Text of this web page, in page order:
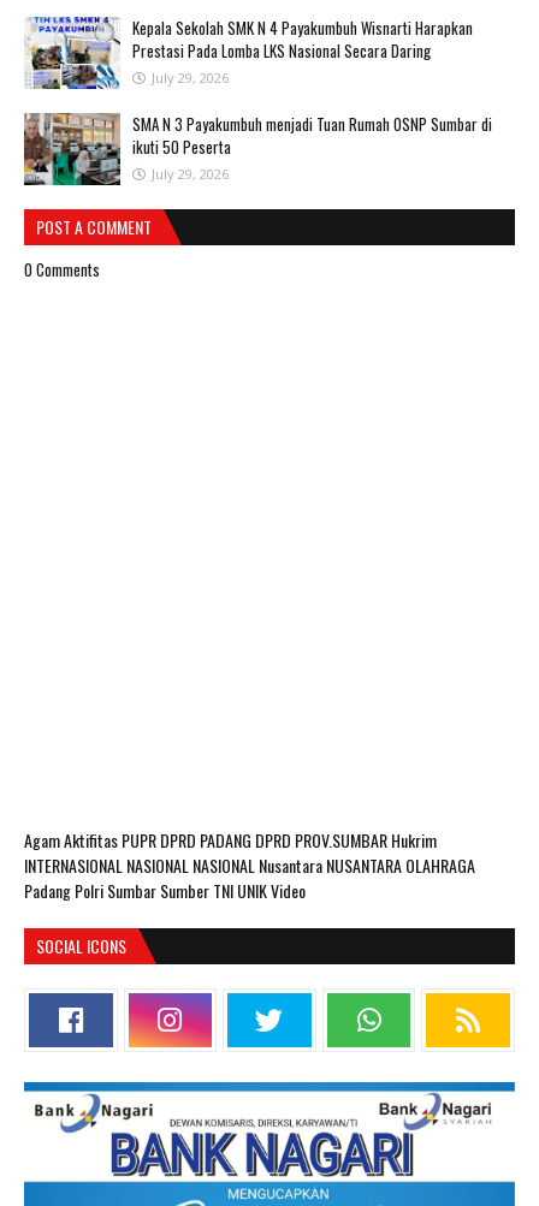
Kepala Sekolah SMK N 4 Payakumbuh Wisnarti Harapkan
Prestasi Pada Lomba LKS Nasional Secara Daring
July 29, 2026
SMA N 3 Payakumbuh menjadi Tuan Rumah OSNP Sumbar di
ikuti 50 Peserta
July 29, 2026
POST A COMMENT
0 Comments
AgamAktifitas PUPRDPRD PADANG DPRD PROV.SUMBARHukrim
INTERNASIONAL NASIONAL NASIONAL NusantaraNUSANTARAOLAHRAGA
PadangPolriSumbarSumberTNIUNIKVideo
SOCIAL ICONS